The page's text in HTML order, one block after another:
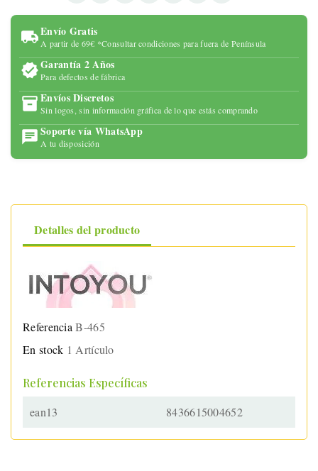
Envío Gratis
A partir de 69€ *Consultar condiciones para fuera de Península
Garantía 2 Años
Para defectos de fábrica
Envíos Discretos
Sin logos, sin información gráfica de lo que estás comprando
Soporte vía WhatsApp
A tu disposición
Detalles del producto
Referencia B-465
En stock 1 Artículo
Referencias Específicas
ean13
8436615004652